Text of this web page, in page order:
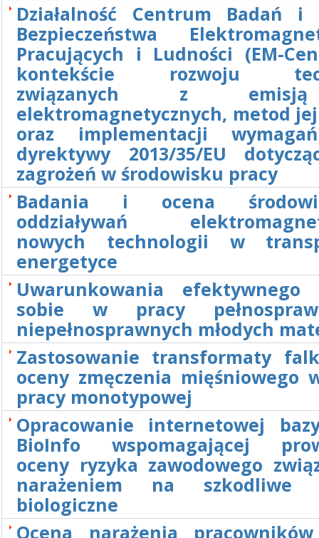
Działalność Centrum Badań i
Bezpieczeństwa
Pracujących i Ludności (EM-
kontekście rozwoju
związanych z
elektromagnetycznych, metod
oraz implementacji
dyrektywy 2013/35/EU
zagrożeń w środowisku pracy
Badania i ocena
oddziaływań
nowych technologii w
energetyce
Uwarunkowania efektywnego
sobie w pracy
niepełnosprawnych młodych
Zastosowanie transformaty
oceny zmęczenia mięśniowego
pracy monotypowej
Opracowanie internetowej
BioInfo wspomagającej
oceny ryzyka zawodowego
narażeniem na szkodliwe
biologiczne
Ocena narażenia